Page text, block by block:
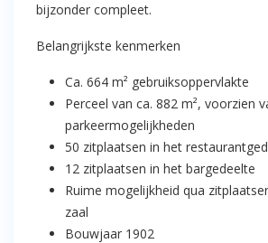
bijzonder compleet.
Belangrijkste kenmerken
Ca. 664 m² gebruiksoppervlakte
Perceel van ca. 882 m², voorzien
parkeermogelijkheden
50 zitplaatsen in het
12 zitplaatsen in het bargedeelte
Ruime mogelijkheid qua
zaal
Bouwjaar 1902